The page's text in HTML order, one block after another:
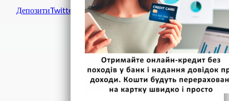
ДепозитиTwitter
Фінанси IN UA
вулиця Хрещатик, 14
Київ, 01001
Україна